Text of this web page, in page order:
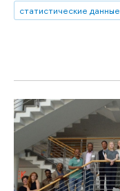
статистические данные